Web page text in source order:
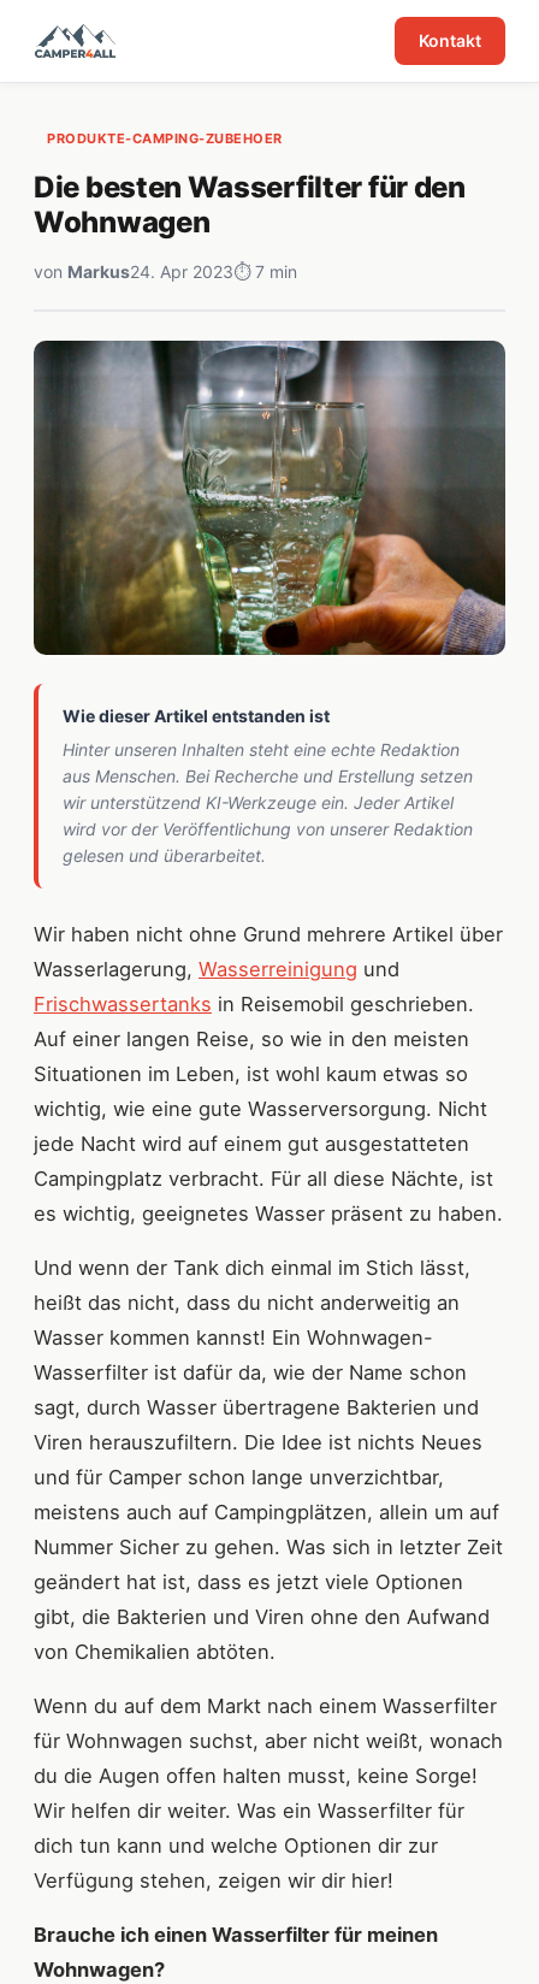
Kontakt
PRODUKTE-CAMPING-ZUBEHOER
Die besten Wasserfilter für den
Wohnwagen
von Markus24. Apr 2023⏱ 7 min
Wie dieser Artikel entstanden ist
Hinter unseren Inhalten steht eine echte Redaktion
aus Menschen. Bei Recherche und Erstellung setzen
wir unterstützend KI-Werkzeuge ein. Jeder Artikel
wird vor der Veröffentlichung von unserer Redaktion
gelesen und überarbeitet.
Wir haben nicht ohne Grund mehrere Artikel über
Wasserlagerung, Wasserreinigung und
Frischwassertanks in Reisemobil geschrieben.
Auf einer langen Reise, so wie in den meisten
Situationen im Leben, ist wohl kaum etwas so
wichtig, wie eine gute Wasserversorgung. Nicht
jede Nacht wird auf einem gut ausgestatteten
Campingplatz verbracht. Für all diese Nächte, ist
es wichtig, geeignetes Wasser präsent zu haben.
Und wenn der Tank dich einmal im Stich lässt,
heißt das nicht, dass du nicht anderweitig an
Wasser kommen kannst! Ein Wohnwagen-
Wasserfilter ist dafür da, wie der Name schon
sagt, durch Wasser übertragene Bakterien und
Viren herauszufiltern. Die Idee ist nichts Neues
und für Camper schon lange unverzichtbar,
meistens auch auf Campingplätzen, allein um auf
Nummer Sicher zu gehen. Was sich in letzter Zeit
geändert hat ist, dass es jetzt viele Optionen
gibt, die Bakterien und Viren ohne den Aufwand
von Chemikalien abtöten.
Wenn du auf dem Markt nach einem Wasserfilter
für Wohnwagen suchst, aber nicht weißt, wonach
du die Augen offen halten musst, keine Sorge!
Wir helfen dir weiter. Was ein Wasserfilter für
dich tun kann und welche Optionen dir zur
Verfügung stehen, zeigen wir dir hier!
Brauche ich einen Wasserfilter für meinen
Wohnwagen?